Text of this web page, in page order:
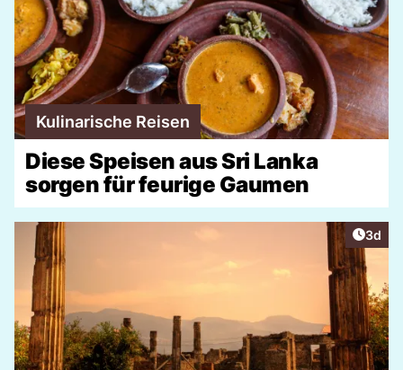
Kulinarische Reisen
Diese Speisen aus Sri Lanka
sorgen für feurige Gaumen
3d